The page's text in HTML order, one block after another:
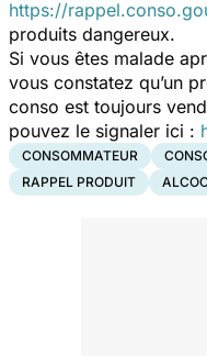
https://
produits dangereux.
Si vous êtes malade
vous constatez qu’un
conso est toujours
pouvez le signaler ici :
CONSOMMATEUR
RAPPEL PRODUIT